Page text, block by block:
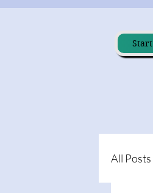
Start
All Posts